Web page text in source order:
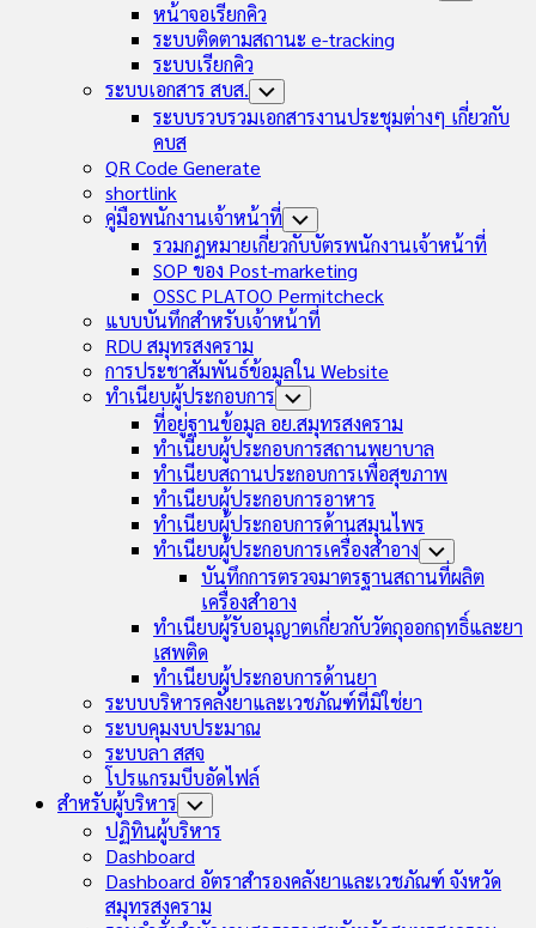
หน้าจอเรียกคิว
ระบบติดตามสถานะ e-tracking
ระบบเรียกคิว
ระบบเอกสาร สบส. Toggle
Child
Menu
ระบบรวบรวมเอกสารงานประชุมต่างๆ เกี่ยวกับ
คบส
QR Code Generate
shortlink
คู่มือพนักงานเจ้าหน้าที่ Toggle
Child
Menu
รวมกฏหมายเกี่ยวกับบัตรพนักงานเจ้าหน้าที่
SOP ของ Post-marketing
OSSC PLATOO Permitcheck
แบบบันทึกสำหรับเจ้าหน้าที่
RDU สมุทรสงคราม
การประชาสัมพันธ์ข้อมูลใน Website
ทำเนียบผู้ประกอบการ Toggle
Child
Menu
ที่อยู่ฐานข้อมูล อย.สมุทรสงคราม
ทำเนียบผู้ประกอบการสถานพยาบาล
ทำเนียบสถานประกอบการเพื่อสุขภาพ
ทำเนียบผู้ประกอบการอาหาร
ทำเนียบผู้ประกอบการด้านสมุนไพร
ทำเนียบผู้ประกอบการเครื่องสำอาง Toggle
Child
Menu
บันทึกการตรวจมาตรฐานสถานที่ผลิต
เครื่องสำอาง
ทำเนียบผู้รับอนุญาตเกี่ยวกับวัตถุออกฤทธิ์และยา
เสพติด
ทำเนียบผู้ประกอบการด้านยา
ระบบบริหารคลังยาและเวชภัณฑ์ที่มิใช่ยา
ระบบคุมงบประมาณ
ระบบลา สสจ
โปรแกรมบีบอัดไฟล์
สำหรับผู้บริหาร Toggle
Child
Menu
ปฏิทินผู้บริหาร
Dashboard
Dashboard อัตราสำรองคลังยาและเวชภัณฑ์ จังหวัด
สมุทรสงคราม